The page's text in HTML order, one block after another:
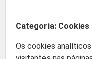
Categoria:
Os cookies